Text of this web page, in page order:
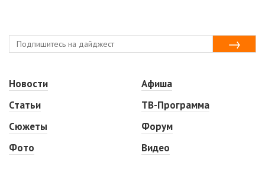
Новости
Статьи
Сюжеты
Фото
Афиша
ТВ-Программа
Форум
Видео